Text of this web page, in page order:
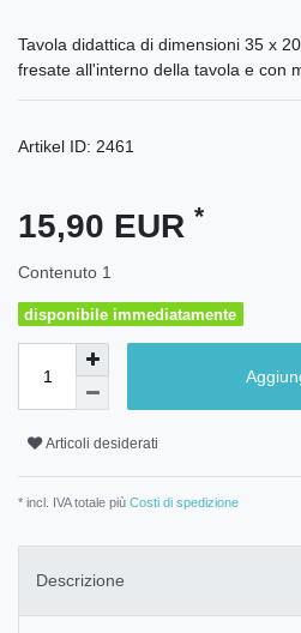
Tavola didattica di dimensioni 35 x
fresate all'interno della tavola e con
Artikel ID: 2461
15,90 EUR *
Contenuto 1
disponibile immediatamente
Articoli desiderati
* incl. IVA totale più Costi di spedizione
Descrizione